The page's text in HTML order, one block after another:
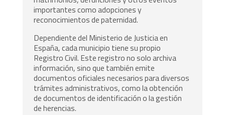
importantes como adopciones y
reconocimientos de paternidad.
Dependiente del Ministerio de Justicia en
España, cada municipio tiene su propio
Registro Civil. Este registro no solo archiva
información, sino que también emite
documentos oficiales necesarios para diversos
trámites administrativos, como la obtención
de documentos de identificación o la gestión
de herencias.